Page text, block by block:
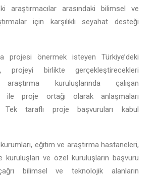
araştırmacılar arasındaki bilimsel ve
için karşılıklı seyahat desteği
projesi önermek isteyen Türkiye’deki
projeyi birlikte gerçekleştirecekleri
araştırma kuruluşlarında çalışan
ile proje ortağı olarak anlaşmaları
Tek taraflı proje başvuruları kabul
eğitim ve araştırma hastaneleri,
kuruluşları ve özel kuruluşların başvuru
bilimsel ve teknolojik alanların